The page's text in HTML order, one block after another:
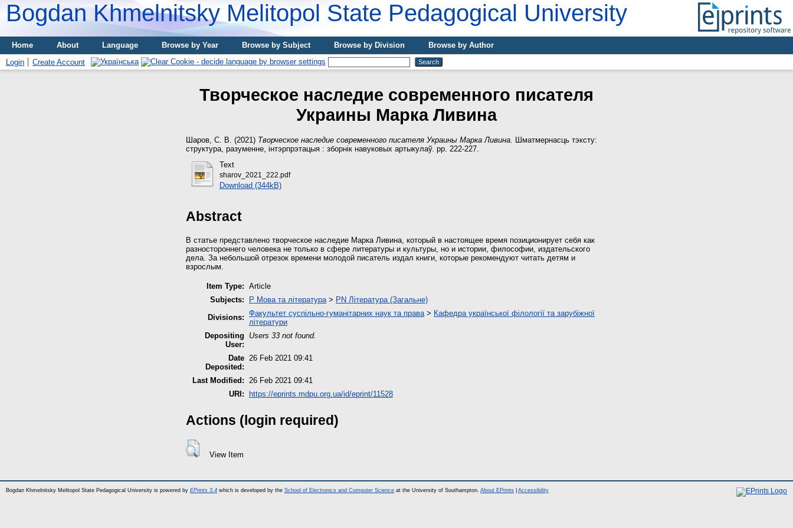
Bogdan Khmelnitsky Melitopol State Pedagogical University
Home About Language Browse by Year Browse by Subject Browse by Division
Browse by Author
Login
Create Account
Творческое наследие современного писателя
Украины Марка Ливина
Шаров, С. В. (2021) Творческое наследие современного писателя Украины Марка Ливина. Шматмернасць тэксту:
структура, разуменне, інтэрпрэтацыя : зборнік навуковых артыкулаў. pp. 222-227.
Text
sharov_2021_222.pdf
Download (344kB)
Abstract
В статье представлено творческое наследие Марка Ливина, который в настоящее время позиционирует себя как
разностороннего человека не только в сфере литературы и культуры, но и истории, философии, издательского
дела. За небольшой отрезок времени молодой писатель издал книги, которые рекомендуют читать детям и
взрослым.
Item Type: Article
Subjects:
P Мова та література> PN Література (Загальне)
Divisions: Факультет суспільно-гуманітарних наук та права> Кафедра української філології та зарубіжної
літератури
Depositing
User:
Users 33 not found.
Date
Deposited:
26 Feb 2021 09:41
Last Modified: 26 Feb 2021 09:41
URI:
https://eprints.mdpu.org.ua/id/eprint/11528
Actions (login required)
View Item
Bogdan Khmelnitsky Melitopol State Pedagogical University is powered by EPrints 3.4 which is developed by the School of Electronics and Computer Science at the University of Southampton. About EPrints Accessibility